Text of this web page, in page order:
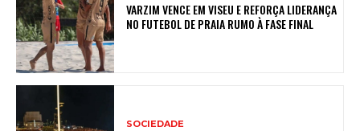
VARZIM VENCE EM VISEU E REFORÇA LIDERANÇA
NO FUTEBOL DE PRAIA RUMO À FASE FINAL
SOCIEDADE